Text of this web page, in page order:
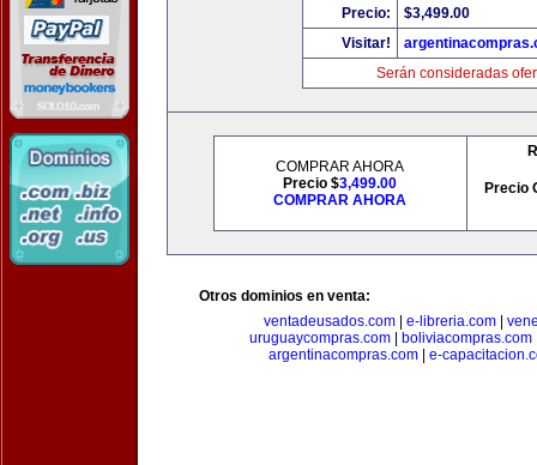
Precio:
$3,499.00
Visitar!
Serán consideradas
COMPRAR AHORA
Precio $3,499.00
COMPRAR AHORA
Precio
Otros dominios en venta:
ventadeusados.com| e-libreria.com|
uruguaycompras.com| boliviacompras.com
argentinacompras.com| e-